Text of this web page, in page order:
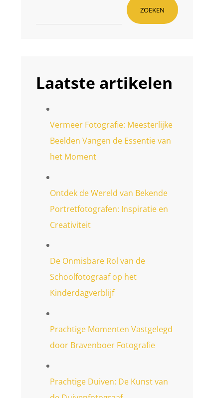
ZOEKEN
Laatste artikelen
Vermeer Fotografie: Meesterlijke
Beelden Vangen de Essentie van
het Moment
Ontdek de Wereld van Bekende
Portretfotografen: Inspiratie en
Creativiteit
De Onmisbare Rol van de
Schoolfotograaf op het
Kinderdagverblijf
Prachtige Momenten Vastgelegd
door Bravenboer Fotografie
Prachtige Duiven: De Kunst van